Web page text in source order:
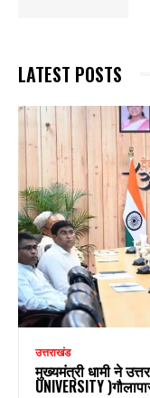
LATEST POSTS
उत्तराखंड
मुख्यमंत्री धामी ने
UNIVERSITY